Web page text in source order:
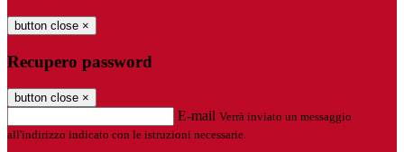
button close ×
Recupero password
button close ×
E-mail Verrà inviato un messaggio
all'indirizzo indicato con le istruzioni necessarie.